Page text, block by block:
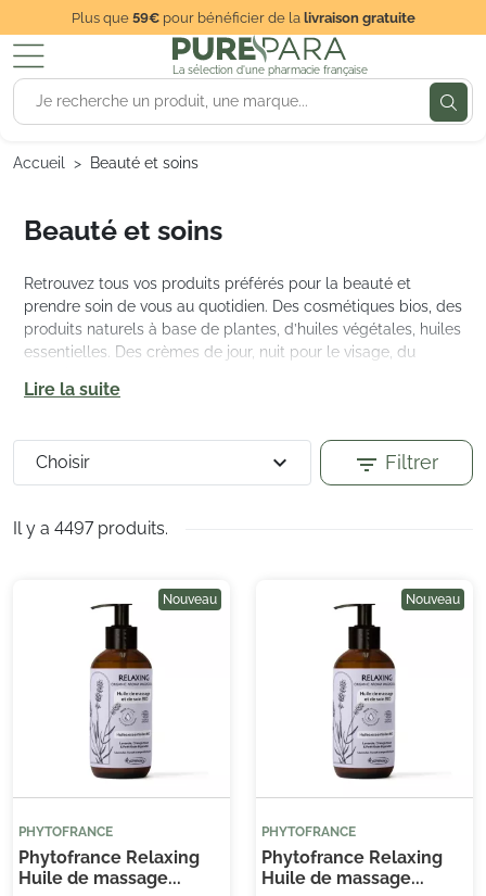
Plus que59€pour bénéficier de lalivraison gratuite
La sélection d'une pharmacie française
Accueil Beauté et soins
Beauté et soins
Retrouvez tous vos produits préférés pour la beauté et
prendre soin de vous au quotidien. Des cosmétiques bios, des
produits naturels à base de plantes, d’huiles végétales, huiles
essentielles. Des crèmes de jour, nuit pour le visage, du
femmes, des crèmes solaires et des coffrets. Nous avons
Filorga, Klorane, La Rosée, Weleda, Garancia, Bioderma,
Avène, La Roche Posay, Uriage, Rosegold, Vichy, Sanoflore,
Caudalie, ray, SVR, Clarins…
Lire la suite
Il y a 4497 produits.
Choisir expand_more filter_list Filtrer
Nouveau
PHYTOFRANCE
Phytofrance Relaxing
Huile de massage...
Nouveau
PHYTOFRANCE
Phytofrance Relaxing
Huile de massage...